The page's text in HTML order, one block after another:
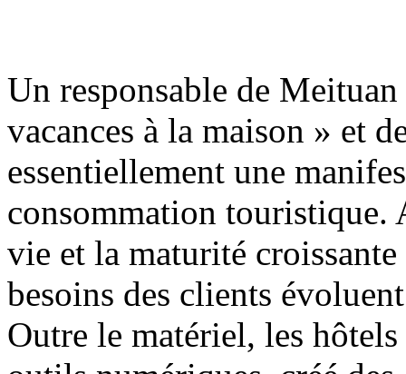
Un responsable de
vacances à la maison » et
essentiellement une
consommation touristique.
vie et la maturité
besoins des clients
Outre le matériel, les